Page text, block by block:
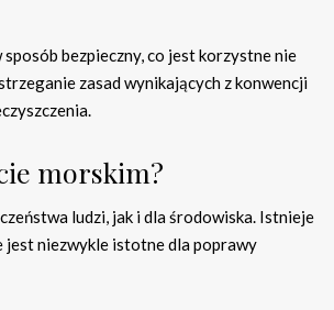
bezpieczny, co jest korzystne nie
zasad wynikających z konwencji
morskim?
ludzi, jak i dla środowiska. Istnieje
jest niezwykle istotne dla poprawy